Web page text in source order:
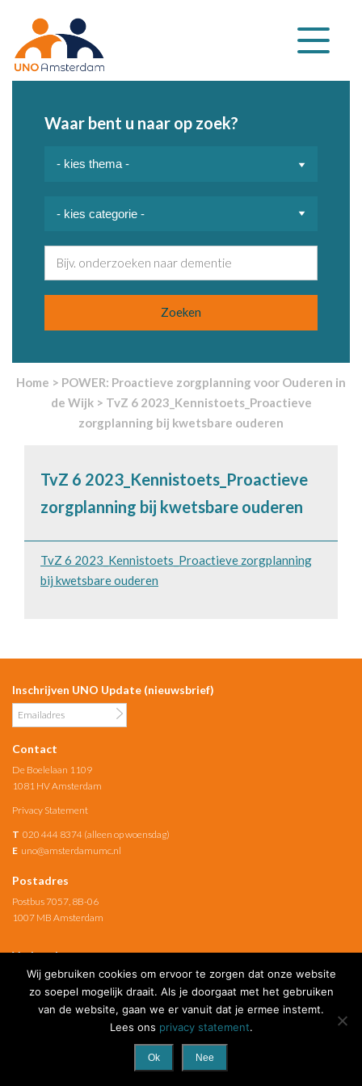
Klap
navigatie
Waar bent u naar op zoek?
Home > POWER: Proactieve zorgplanning voor Ouderen in
de Wijk> TvZ 6 2023_Kennistoets_Proactieve
zorgplanning bij kwetsbare ouderen
TvZ 6 2023_Kennistoets_Proactieve
zorgplanning bij kwetsbare ouderen
TvZ 6 2023_Kennistoets_Proactieve zorgplanning
bij kwetsbare ouderen
Inschrijven UNO Update (nieuwsbrief)
Contact
De Boelelaan 1109
1081 HV Amsterdam
Privacy Statement
T 020 444 8374 (alleen op woensdag)
E uno@amsterdamumc.nl
Postadres
Postbus 7057, 8B-06
1007 MB Amsterdam
Verbonden met
Amsterdam UMC
Social Media
Wij gebruiken cookies om ervoor te zorgen dat onze website
zo soepel mogelijk draait. Als je doorgaat met het gebruiken
van de website, gaan we er vanuit dat je ermee instemt.
Lees ons privacy statement.
Ok Nee